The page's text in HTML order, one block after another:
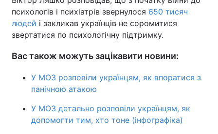
психологів і психіатрів звернулося 650 тисяч
людей і закликав українців не соромитися
звертатися по психологічну підтримку.
Вас також можуть зацікавити новини:
У МОЗ розповіли українцям, як впоратися з
панічною атакою
У МОЗ детально розповіли українцям, як
допомогти тим, хто тоне (інфографіка)